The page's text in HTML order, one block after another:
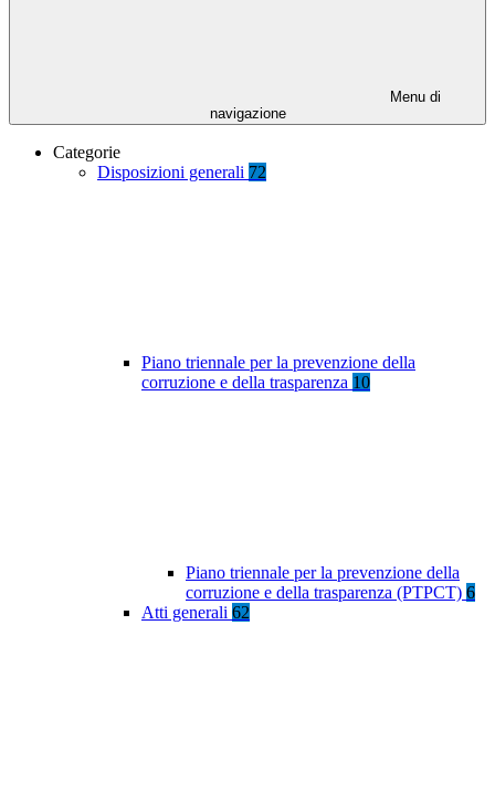
Menu di
navigazione
Categorie
Disposizioni generali 72
Piano triennale per la prevenzione della
corruzione e della trasparenza 10
Piano triennale per la prevenzione della
corruzione e della trasparenza (PTPCT) 6
Atti generali 62